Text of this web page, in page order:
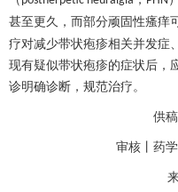
甚至更久，而部分顽固性瘙痒
疗对减少带状疱疹相关并发症
现有疑似带状疱疹的症状后，
诊明确诊断，规范治疗。
供
审核丨药